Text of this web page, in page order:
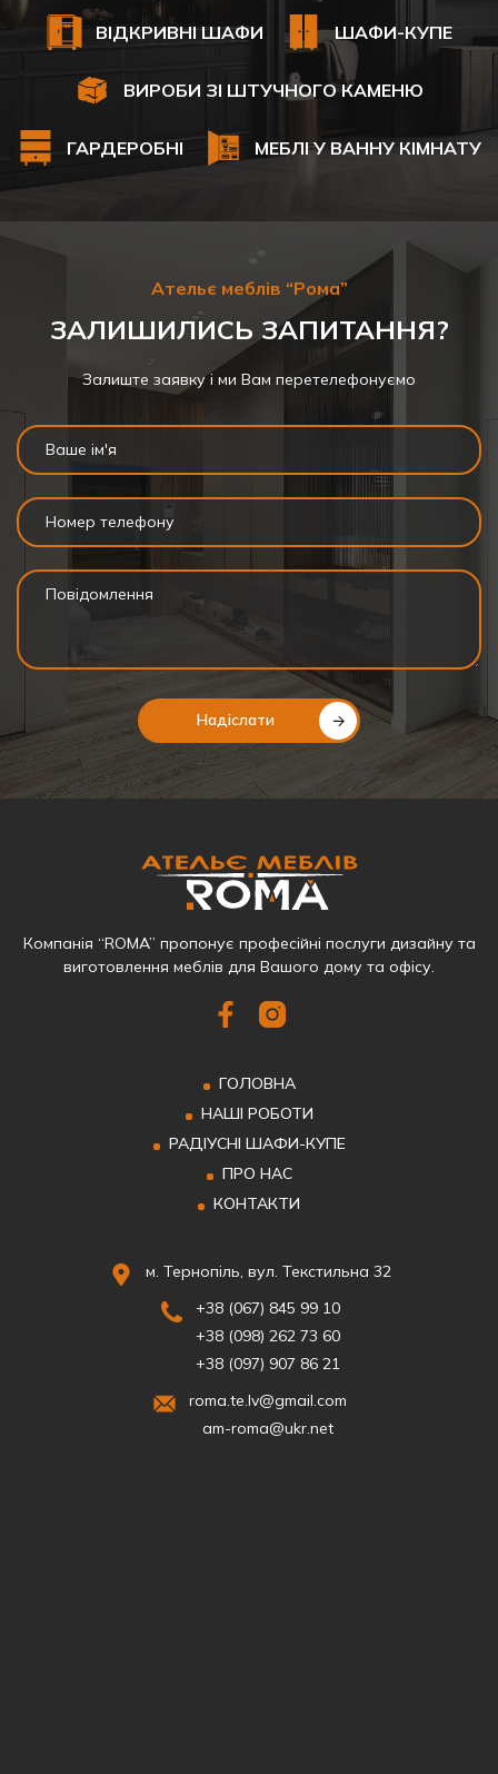
ВІДКРИВНІ ШАФИ ШАФИ-КУПЕ
ВИРОБИ ЗІ ШТУЧНОГО КАМЕНЮ
ГАРДЕРОБНІ МЕБЛІ У ВАННУ КІМНАТУ
Ательє меблів “Рома”
ЗАЛИШИЛИСЬ ЗАПИТАННЯ?
Залиште заявку і ми Вам перетелефонуємо
Надіслати
Компанія “ROMA” пропонує професійні послуги дизайну та
виготовлення меблів для Вашого дому та офісу.
ГОЛОВНА
НАШІ РОБОТИ
РАДІУСНІ ШАФИ-КУПЕ
ПРО НАС
КОНТАКТИ
м. Тернопіль, вул. Текстильна 32
+38 (067) 845 99 10
+38 (098) 262 73 60
+38 (097) 907 86 21
roma.te.lv@gmail.com
am-roma@ukr.net